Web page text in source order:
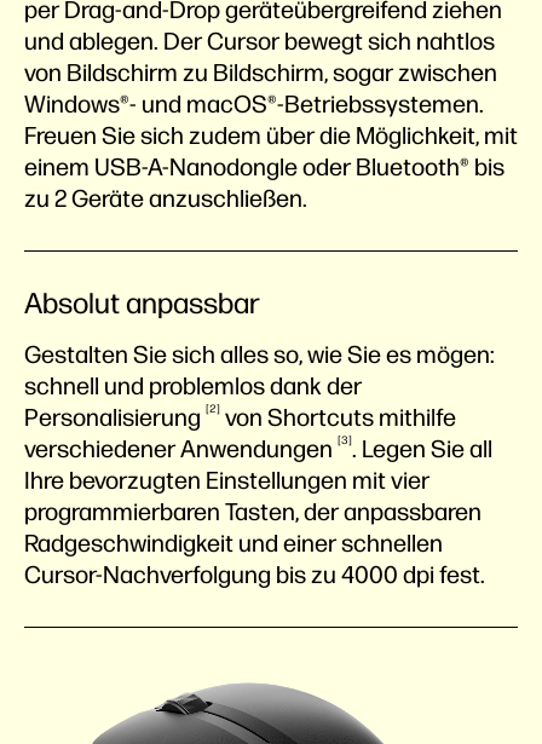
per Drag-and-Drop geräteübergreifend ziehen
und ablegen. Der Cursor bewegt sich nahtlos
von Bildschirm zu Bildschirm, sogar zwischen
Windows®- und macOS®-Betriebssystemen.
Freuen Sie sich zudem über die Möglichkeit, mit
einem USB-A-Nanodongle oder Bluetooth® bis
zu 2 Geräte anzuschließen.
Absolut anpassbar
Gestalten Sie sich alles so, wie Sie es mögen:
schnell und problemlos dank der
Personalisierung
2
von Shortcuts mithilfe
verschiedenerAnwendungen 3 . Legen Sie all
Ihre bevorzugten Einstellungen mit vier
programmierbaren Tasten, der anpassbaren
Radgeschwindigkeit und einer schnellen
Cursor-Nachverfolgung bis zu 4000 dpi fest.